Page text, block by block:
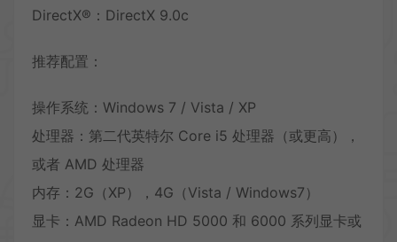
DirectX®：DirectX 9.0c
推荐配置：
操作系统：Windows 7 / Vista / XP
处理器：第二代英特尔 Core i5 处理器（或更高），
或者 AMD 处理器
内存：2G（XP），4G（Vista / Windows7）
显卡：AMD Radeon HD 5000 和 6000 系列显卡或